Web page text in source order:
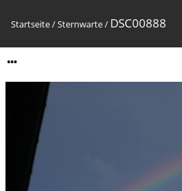
Startseite/Sternwarte/ DSC00888